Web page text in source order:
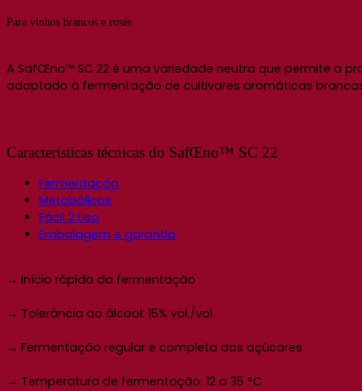
Para vinhos brancos e rosés
A SafŒno™ SC 22 é uma variedade neutra que permite a
adaptado à fermentação de cultivares aromáticas
Características técnicas do SafŒno™ SC 22
Fermentação
Metabólicos
Fácil 2 Uso
Embalagem e garantia
→ Início rápido da fermentação
→ Tolerância ao álcool: 15% vol./vol.
→ Fermentação regular e completa dos açúcares
→ Temperatura de fermentação: 12 a 35 °C